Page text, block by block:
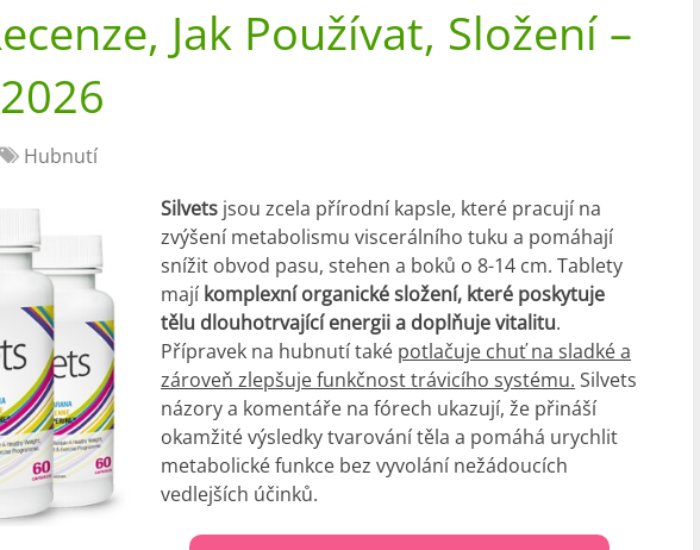
Jak Používat, Složení –
Hubnutí
Silvets jsou zcela přírodní kapsle, které pracují na
zvýšení metabolismu viscerálního tuku a pomáhají
snížit obvod pasu, stehen a boků o 8-14 cm. Tablety
mají komplexní organické složení, které poskytuje
tělu dlouhotrvající energii a doplňuje vitalitu.
Přípravek na hubnutí také potlačuje chuť na sladké a
zároveň zlepšuje funkčnost trávicího systému. Silvets
názory a komentáře na fórech ukazují, že přináší
okamžité výsledky tvarování těla a pomáhá urychlit
metabolické funkce bez vyvolání nežádoucích
vedlejších účinků.